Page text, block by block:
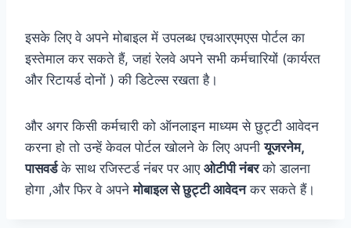
इसके लिए वे अपने मोबाइल में उपलब्ध एचआरएमएस पोर्टल का
इस्तेमाल कर सकते हैं, जहां रेलवे अपने सभी कर्मचारियों (कार्यरत
और रिटायर्ड दोनों ) की डिटेल्स रखता है।
और अगर किसी कर्मचारी को ऑनलाइन माध्यम से छुट्टी आवेदन
करना हो तो उन्हें केवल पोर्टल खोलने के लिए अपनीयूजरनेम,
पासवर्डके साथ रजिस्टर्ड नंबर पर आए ओटीपी नंबरको डालना
होगा ,और फिर वे अपनेमोबाइल से छुट्टी आवेदनकर सकते हैं।